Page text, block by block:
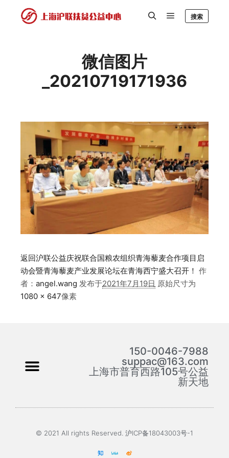
搜索
微信图片
_20210719171936
返回沪联公益庆祝联合国粮农组织青海藜麦合作项目启
动会暨青海藜麦产业发展论坛在青海西宁盛大召开！ 作
者： angel.wang 发布于2021年7月19日 原始尺寸为
1080 × 647像素
150-0046-7988
suppac@163.com
上海市普育西路105号公益
新天地
© 2021 All rights Reserved. 沪ICP备18043003号-1